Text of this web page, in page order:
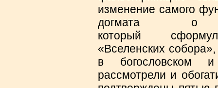
изменение самого
догмата о
который
«Вселенских
в богословском
рассмотрели и